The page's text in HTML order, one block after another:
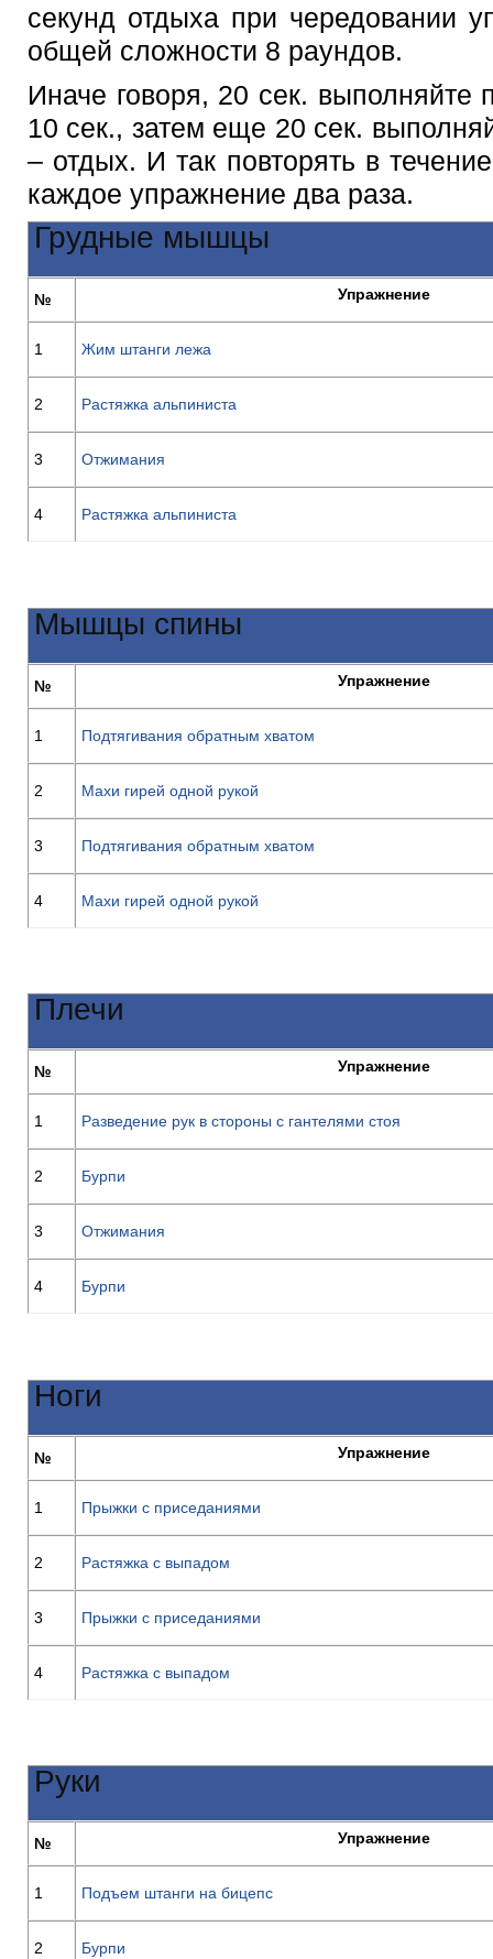
секунд отдыха при чередовании
общей сложности 8 раундов.
Иначе говоря, 20 сек. выполняйте
10 сек., затем еще 20 сек.
– отдых. И так повторять в
каждое упражнение два раза.
Грудные мышцы
№ Упражнение
1 Жим штанги лежа
2 Растяжка альпиниста
3 Отжимания
4 Растяжка альпиниста
Мышцы спины
№ Упражнение
1 Подтягивания обратным хватом
2 Махи гирей одной рукой
3 Подтягивания обратным хватом
4 Махи гирей одной рукой
Плечи
№ Упражнение
1 Разведение рук в стороны с гантелями стоя
2 Бурпи
3 Отжимания
4 Бурпи
Ноги
№ Упражнение
1 Прыжки с приседаниями
2 Растяжка с выпадом
3 Прыжки с приседаниями
4 Растяжка с выпадом
Руки
№ Упражнение
1 Подъем штанги на бицепс
2 Бурпи